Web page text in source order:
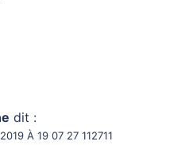
dit :
À 19 07 27 112711